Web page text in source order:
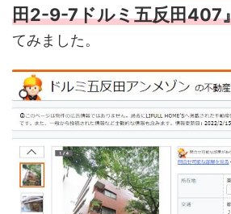
田2-9-7ドルミ五反田407
てみました。